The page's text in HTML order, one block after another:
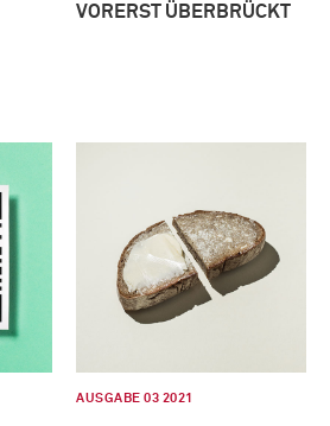
VORERST ÜBERBRÜCKT
AUSGABE 03 2021